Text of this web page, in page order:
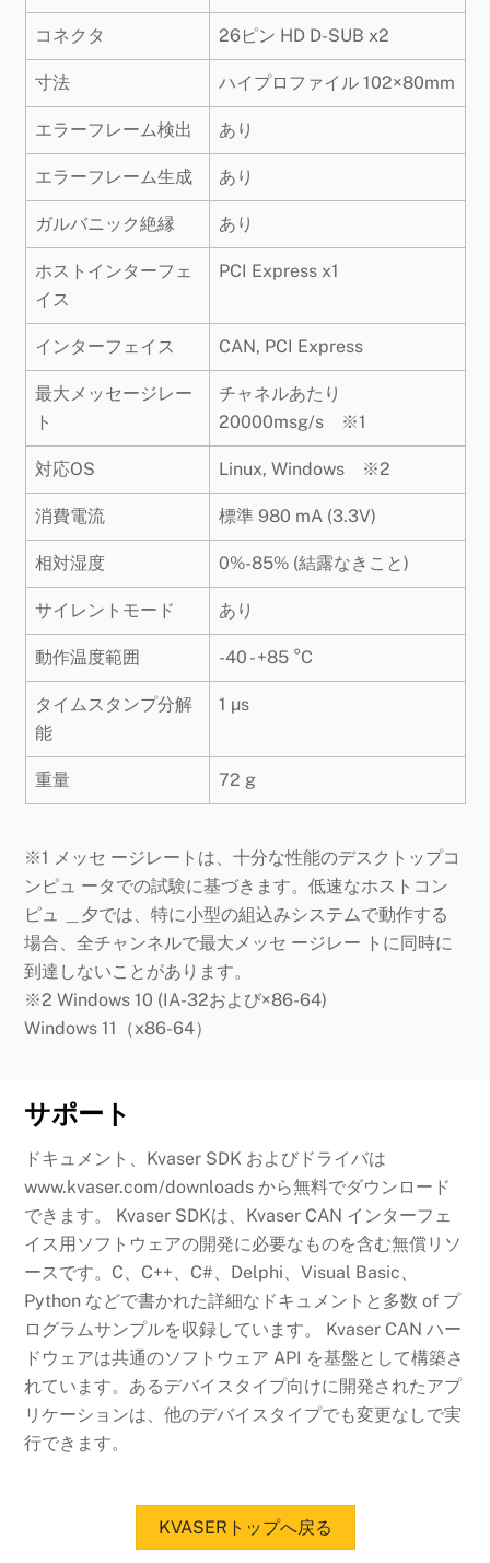
コネクタ 26ピン HD D-SUB x2
寸法 ハイプロファイル 102×80mm
エラーフレーム検出 あり
エラーフレーム生成 あり
ガルバニック絶縁 あり
ホストインターフェ
イス
PCI Express x1
インターフェイス CAN, PCI Express
最大メッセージレー
ト
チャネルあたり
20000msg/s ※1
対応OS Linux, Windows ※2
消費電流 標準 980 mA (3.3V)
相対湿度 0%-85% (結露なきこと)
サイレントモード あり
動作温度範囲 -40 - +85 °C
タイムスタンプ分解
能
1 µs
重量 72 g
※1 メッセ ージレートは、十分な性能のデスクトップコ
ンピュ ータでの試験に基づきます。低速なホストコン
ピュ ＿夕では、特に小型の組込みシステムで動作する
場合、全チャンネルで最大メッセ ージレー トに同時に
到達しないことがあります。
※2 Windows 10 (IA-32および×86-64)
Windows 11（x86-64）
サポート
ドキュメント、Kvaser SDK およびドライバは
www.kvaser.com/downloads から無料でダウンロード
できます。 Kvaser SDKは、Kvaser CAN インターフェ
イス用ソフトウェアの開発に必要なものを含む無償リソ
ースです。C、C++、C#、Delphi、Visual Basic、
Python などで書かれた詳細なドキュメントと多数 of プ
ログラムサンプルを収録しています。 Kvaser CAN ハー
ドウェアは共通のソフトウェア API を基盤として構築さ
れています。あるデバイスタイプ向けに開発されたアプ
リケーションは、他のデバイスタイプでも変更なしで実
行できます。
KVASERトップへ戻る